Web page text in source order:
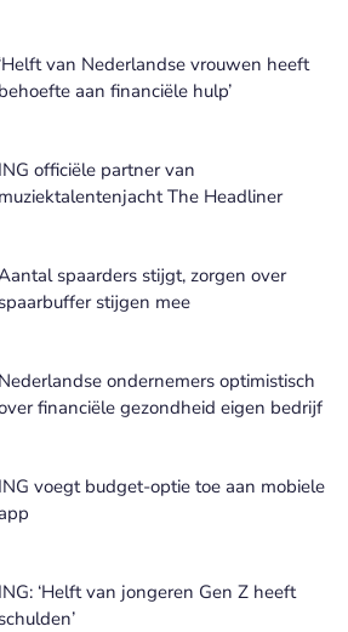
‘Helft van Nederlandse vrouwen heeft
behoefte aan financiële hulp’
ING officiële partner van
muziektalentenjacht The Headliner
spaarders stijgt, zorgen over
spaarbuffer stijgen mee
Nederlandse ondernemers optimistisch
financiële gezondheid eigen bedrijf
ING voegt budget-optie toe aan mobiele
ING: ‘Helft van jongeren Gen Z heeft
schulden’